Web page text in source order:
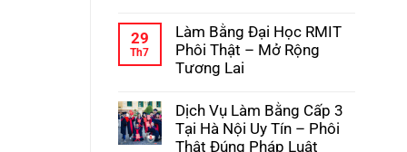
Gốc
Tại
Trường
Bằng
Cấp
3
TPHCM
Uy
Tín
Nhất
bình
luận
ở
Làm
Đẳng
Phôi
Thật
29
Th7
Làm Bằng Đại Học RMIT
Phôi Thật – Mở Rộng
Tương Lai
bình
luận
ở
Dịch Vụ Làm Bằng Cấp 3
Tại Hà Nội Uy Tín – Phôi
Thật Đúng Pháp Luật